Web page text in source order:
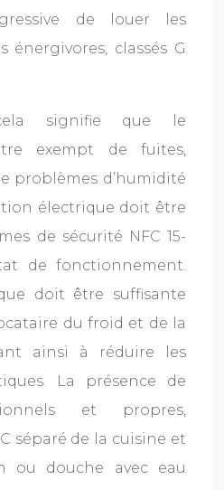
de louer les
énergivores, classés G
cela signifie que le
exempt de fuites,
problèmes d’humidité
électrique doit être
de sécurité NFC 15-
de fonctionnement.
doit être suffisante
du froid et de la
ainsi à réduire les
La présence de
et propres,
séparé de la cuisine et
ou douche avec eau